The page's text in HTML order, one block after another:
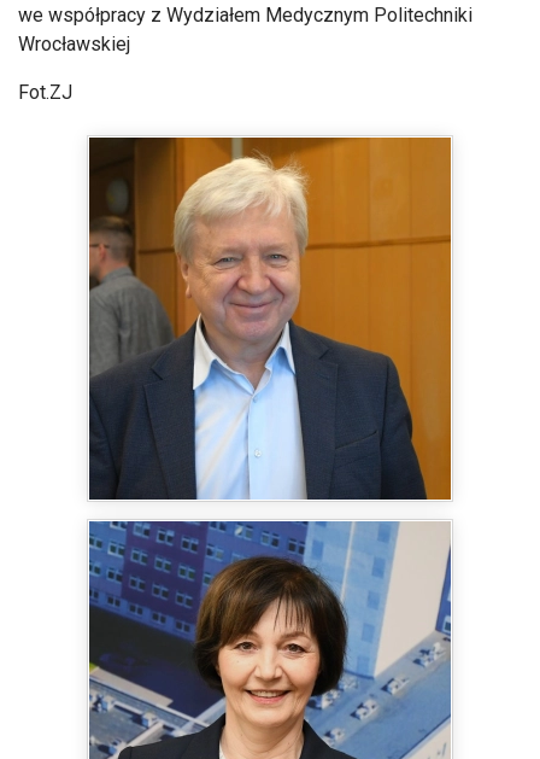
we współpracy z Wydziałem Medycznym Politechniki
Wrocławskiej
Fot.ZJ